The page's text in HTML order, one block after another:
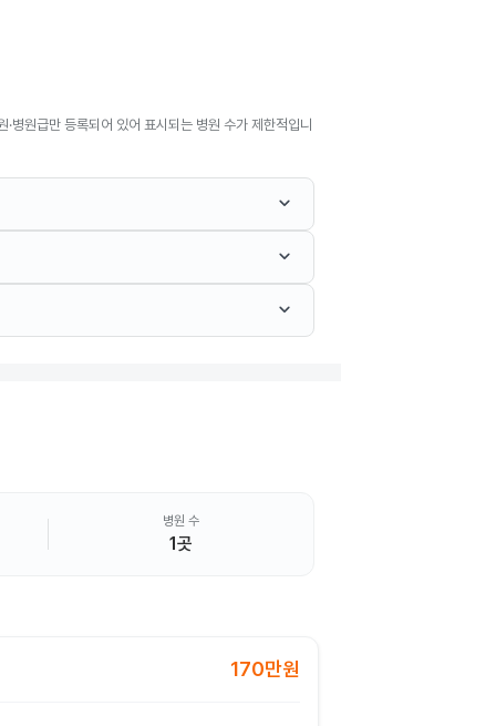
병원급만 등록되어 있어 표시되는 병원 수가 제한적입니
keyboard_arrow_down
keyboard_arrow_down
keyboard_arrow_down
병원 수
1곳
170만원